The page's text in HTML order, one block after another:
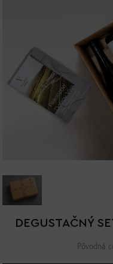
DEGUSTAČNÝ
Pôvodná